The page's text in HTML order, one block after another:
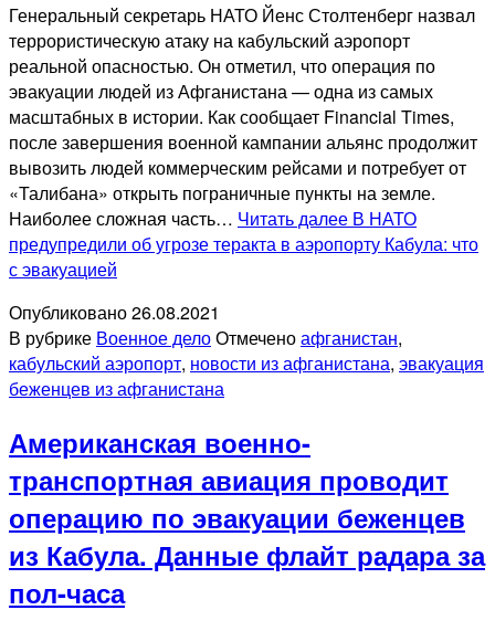
Генеральный секретарь НАТО Йенс Столтенберг назвал
террористическую атаку на кабульский аэропорт
реальной опасностью. Он отметил, что операция по
эвакуации людей из Афганистана — одна из самых
масштабных в истории. Как сообщает Financial Times,
после завершения военной кампании альянс продолжит
вывозить людей коммерческим рейсами и потребует от
«Талибана» открыть пограничные пункты на земле.
Наиболее сложная часть… Читать далее В НАТО
предупредили об угрозе теракта в аэропорту Кабула: что
с эвакуацией
Опубликовано26.08.2021
В рубрике Военное делоОтмеченоафганистан,
кабульский аэропорт, новости из афганистана, эвакуация
беженцев из афганистана
Американская военно-
транспортная авиация проводит
операцию по эвакуации беженцев
из Кабула. Данные флайт радара за
пол-часа